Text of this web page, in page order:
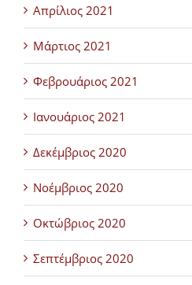
Απρίλιος 2021
Μάρτιος 2021
Φεβρουάριος 2021
Ιανουάριος 2021
Δεκέμβριος 2020
Νοέμβριος 2020
Οκτώβριος 2020
Σεπτέμβριος 2020